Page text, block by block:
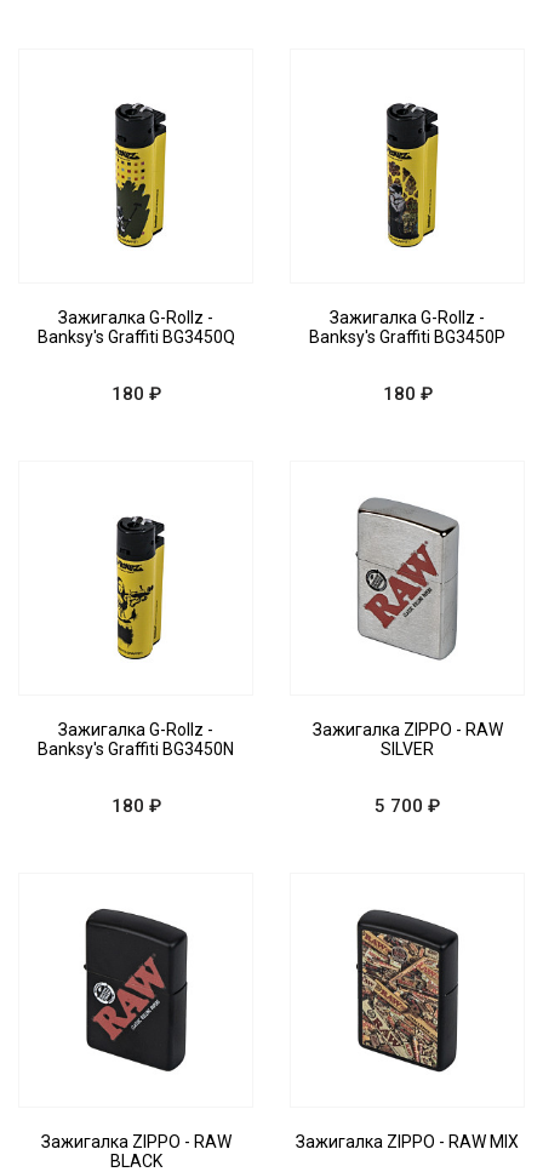
Зажигалка G-Rollz -
Banksy's Graffiti BG3450Q
180 ₽
Зажигалка G-Rollz -
Banksy's Graffiti BG3450P
180 ₽
Зажигалка G-Rollz -
Banksy's Graffiti BG3450N
180 ₽
Зажигалка ZIPPO - RAW
SILVER
5 700 ₽
Зажигалка ZIPPO - RAW
BLACK
Зажигалка ZIPPO - RAW MIX